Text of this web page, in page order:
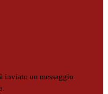
inviato un messaggio